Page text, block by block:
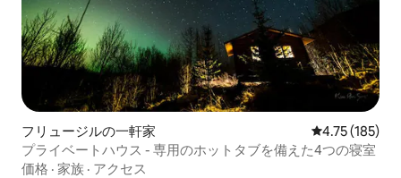
フリュージルの一軒家 レビュー185
4.75 (185)
プライベートハウス - 専用のホットタブを備えた4つの寝室
価格 · 家族 · アクセス